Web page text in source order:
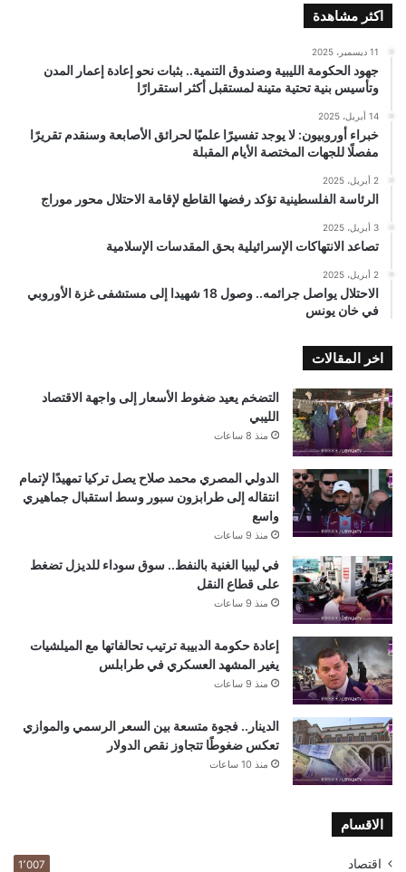
اكثر مشاهدة
11 ديسمبر، 2025
جهود الحكومة الليبية وصندوق التنمية.. بثبات نحو إعادة إعمار المدن
وتأسيس بنية تحتية متينة لمستقبل أكثر استقرارًا
14 أبريل، 2025
خبراء أوروبيون: لا يوجد تفسيرًا علميًا لحرائق الأصابعة وسنقدم تقريرًا
مفصلًا للجهات المختصة الأيام المقبلة
2 أبريل، 2025
الرئاسة الفلسطينية تؤكد رفضها القاطع لإقامة الاحتلال محور موراج
3 أبريل، 2025
تصاعد الانتهاكات الإسرائيلية بحق المقدسات الإسلامية
2 أبريل، 2025
الاحتلال يواصل جرائمه.. وصول 18 شهيدا إلى مستشفى غزة الأوروبي
في خان يونس
اخر المقالات
التضخم يعيد ضغوط الأسعار إلى واجهة الاقتصاد
الليبي
منذ 8 ساعات
الدولي المصري محمد صلاح يصل تركيا تمهيدًا لإتمام
انتقاله إلى طرابزون سبور وسط استقبال جماهيري
واسع
منذ 9 ساعات
في ليبيا الغنية بالنفط.. سوق سوداء للديزل تضغط
على قطاع النقل
منذ 9 ساعات
إعادة حكومة الدبيبة ترتيب تحالفاتها مع الميلشيات
يغير المشهد العسكري في طرابلس
منذ 9 ساعات
الدينار.. فجوة متسعة بين السعر الرسمي والموازي
تعكس ضغوطًا تتجاوز نقص الدولار
منذ 10 ساعات
الاقسام
اقتصاد 1٬007